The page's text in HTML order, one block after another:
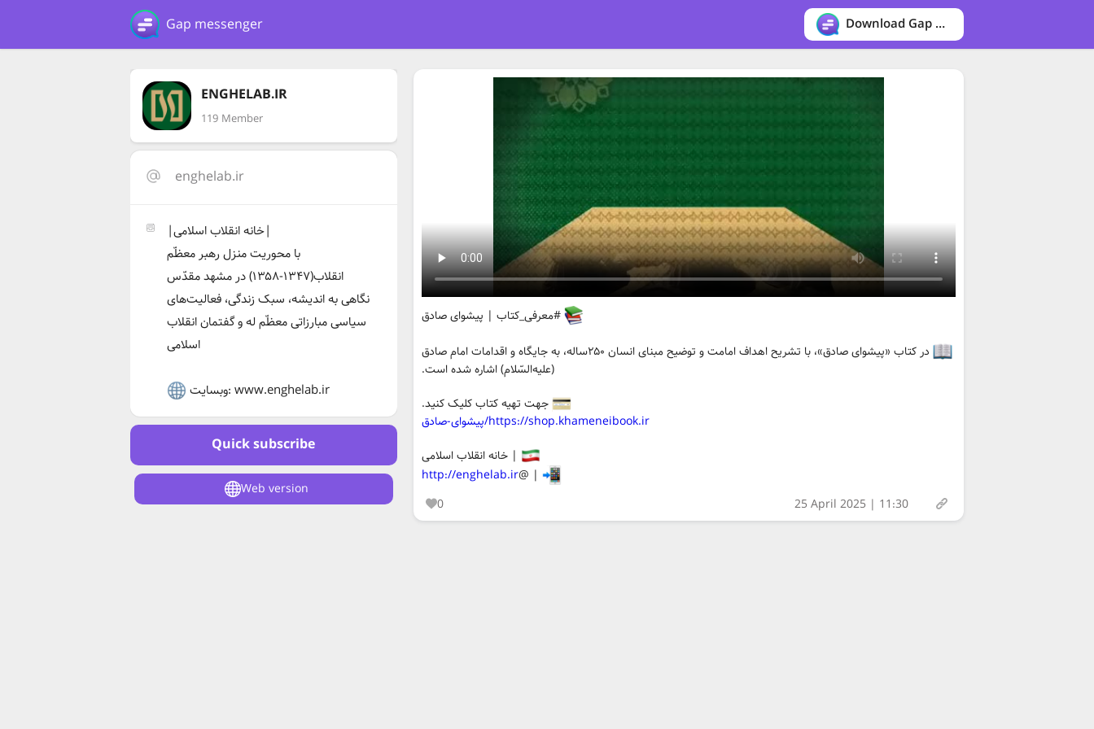
Gap messenger Download Gap messenger
ENGHELAB.IR
119 Member
enghelab.ir
|خانه انقلاب اسلامی|
با محوریت منزل رهبر معظّم
انقلاب(۱۳۴۷-۱۳۵۸) در مشهد مقدّس
نگاهی به اندیشه، سبک زندگی، فعالیت‌های
سیاسی مبارزاتی معظّم له و گفتمان انقلاب
اسلامی
وبسایت: www.enghelab.ir
Quick subscribe
Web version
#معرفی_کتاب | پیشوای صادق
در کتاب «پیشوای صادق»، با تشریح اهداف امامت و توضیح مبنای انسان ۲۵۰ساله، به جایگاه و اقدامات امام صادق
(علیه‌السّلام) اشاره شده است.
جهت تهیه کتاب کلیک کنید.
https://shop.khameneibook.ir/پیشوای-صادق
| خانه انقلاب اسلامی
| @
http://enghelab.ir
0
25 April 2025 | 11:30